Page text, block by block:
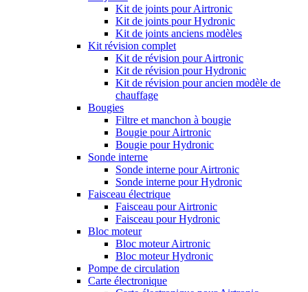
Kit de joints pour Airtronic
Kit de joints pour Hydronic
Kit de joints anciens modèles
Kit révision complet
Kit de révision pour Airtronic
Kit de révision pour Hydronic
Kit de révision pour ancien modèle de
chauffage
Bougies
Filtre et manchon à bougie
Bougie pour Airtronic
Bougie pour Hydronic
Sonde interne
Sonde interne pour Airtronic
Sonde interne pour Hydronic
Faisceau électrique
Faisceau pour Airtronic
Faisceau pour Hydronic
Bloc moteur
Bloc moteur Airtronic
Bloc moteur Hydronic
Pompe de circulation
Carte électronique